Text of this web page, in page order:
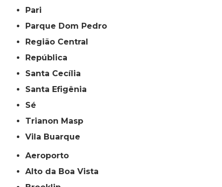
Pari
Parque Dom Pedro
Região Central
República
Santa Cecília
Santa Efigênia
Sé
Trianon Masp
Vila Buarque
Aeroporto
Alto da Boa Vista